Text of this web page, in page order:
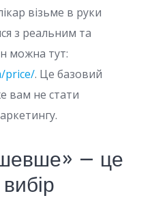
візьме в руки
з реальним та
можна тут:
price/. Це базовий
вам не стати
— це